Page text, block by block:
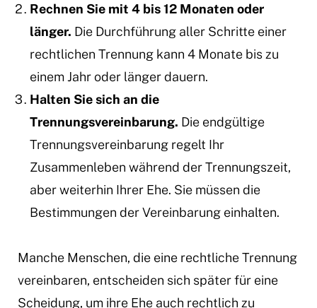
Rechnen Sie mit 4 bis 12 Monaten oder
länger. Die Durchführung aller Schritte einer
rechtlichen Trennung kann 4 Monate bis zu
einem Jahr oder länger dauern.
Halten Sie sich an die
Trennungsvereinbarung. Die endgültige
Trennungsvereinbarung regelt Ihr
Zusammenleben während der Trennungszeit,
aber weiterhin Ihrer Ehe. Sie müssen die
Bestimmungen der Vereinbarung einhalten.
Manche Menschen, die eine rechtliche Trennung
vereinbaren, entscheiden sich später für eine
Scheidung, um ihre Ehe auch rechtlich zu